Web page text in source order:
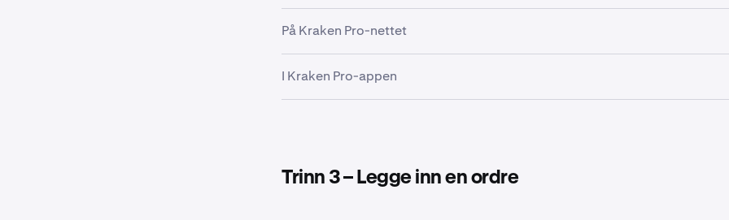
På Kraken Pro-nettet
På Ordreformular-widgeten vil du se en veksleknapp i øvre høyre hjørne. Du
denne veksleknappen til å aktivere eller deaktivere isolert margin
deretter kunne velge giringnivået du ønsker å bruke for posisjonen.
I Kraken Pro-appen
giringnivået du ønsker å bruke.
Trinn 3 – Legge inn en ordre